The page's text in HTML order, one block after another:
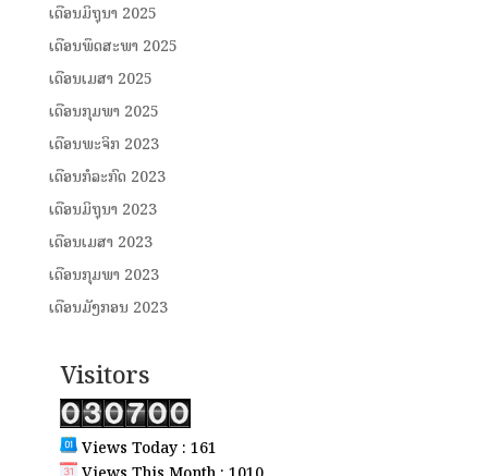
ເດືອນມິຖຸນາ 2025
ເດືອນພຶດສະພາ 2025
ເດືອນເມສາ 2025
ເດືອນກຸມພາ 2025
ເດືອນພະຈິກ 2023
ເດືອນກໍລະກົດ 2023
ເດືອນມິຖຸນາ 2023
ເດືອນເມສາ 2023
ເດືອນກຸມພາ 2023
ເດືອນມັງກອນ 2023
Visitors
Views Today : 161